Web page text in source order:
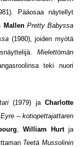
Pääosaa näytellyt
Mallen Pretty Babyssa
(1980), joiden myötä
Mielettömän
teki nuori
(1979) jaCharlotte
-- kotiopettajattaren
William Hurt ja
Teetä Mussolinin